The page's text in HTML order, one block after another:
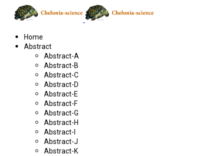
Home
Abstract
Abstract-A
Abstract-B
Abstract-C
Abstract-D
Abstract-E
Abstract-F
Abstract-G
Abstract-H
Abstract-I
Abstract-J
Abstract-K